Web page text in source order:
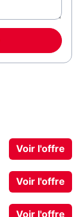
Voir l'offre
Voir l'offre
Voir l'offre